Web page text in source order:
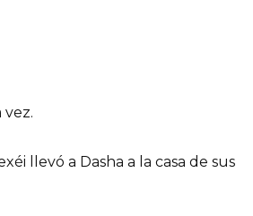
vez.
llevó a Dasha a la casa de sus